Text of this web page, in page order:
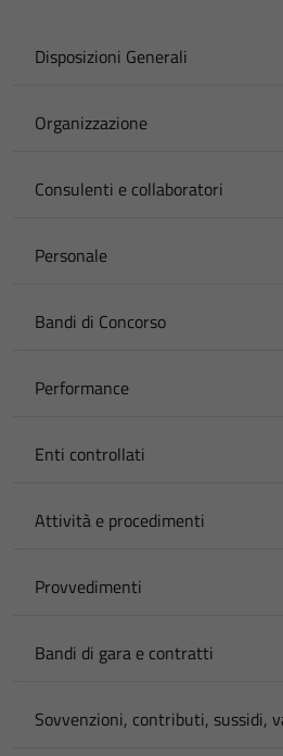
Disposizioni Generali
Organizzazione
Consulenti e collaboratori
Personale
Bandi di Concorso
Performance
Enti controllati
Attività e procedimenti
Provvedimenti
Bandi di gara e contratti
Sovvenzioni, contributi, sussidi,